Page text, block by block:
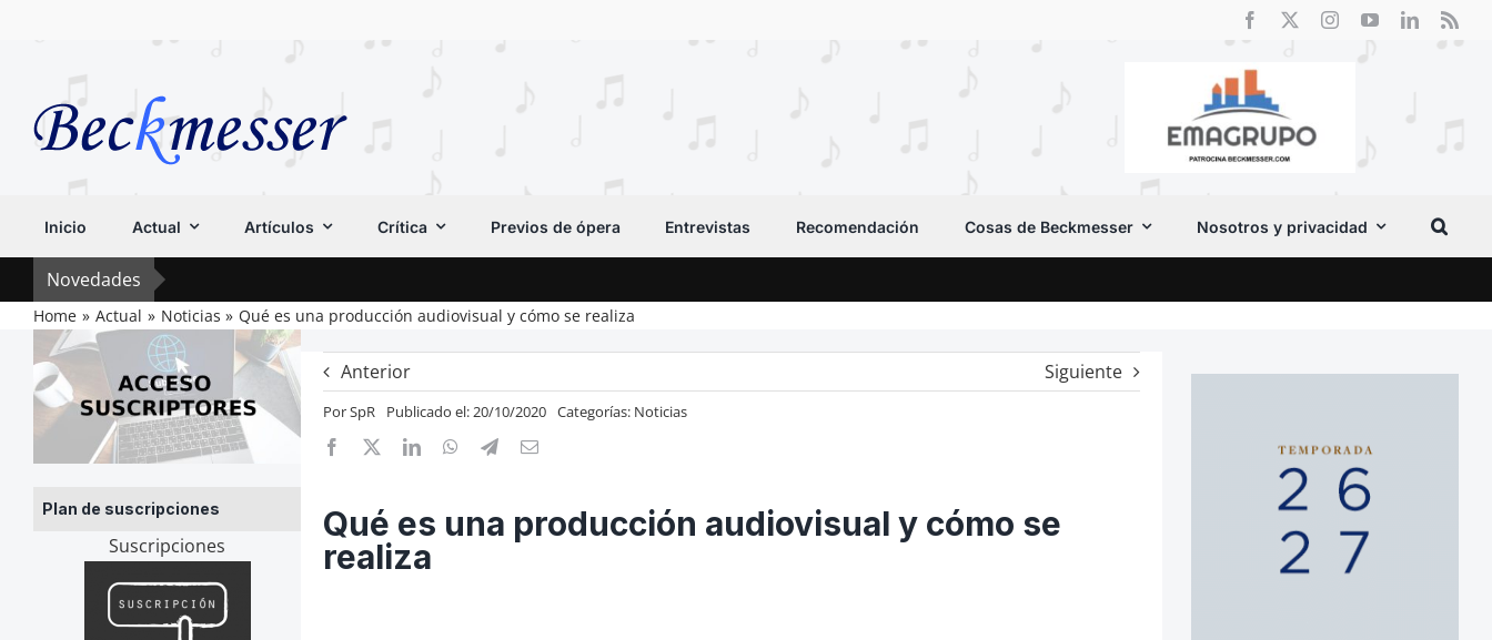
Inicio Actual Artículos Crítica Previos de ópera Entrevistas Recomendación Cosas de Beckmesser Nosotros y privacidad
Novedades
Home Actual Noticias Qué es una producción audiovisual y cómo se realiza
Plan de suscripciones
Suscripciones
Anterior Siguiente
PorSpR Publicado el: 20/10/2020 Categorías: Noticias
Qué es una producción audiovisual y cómo se
realiza